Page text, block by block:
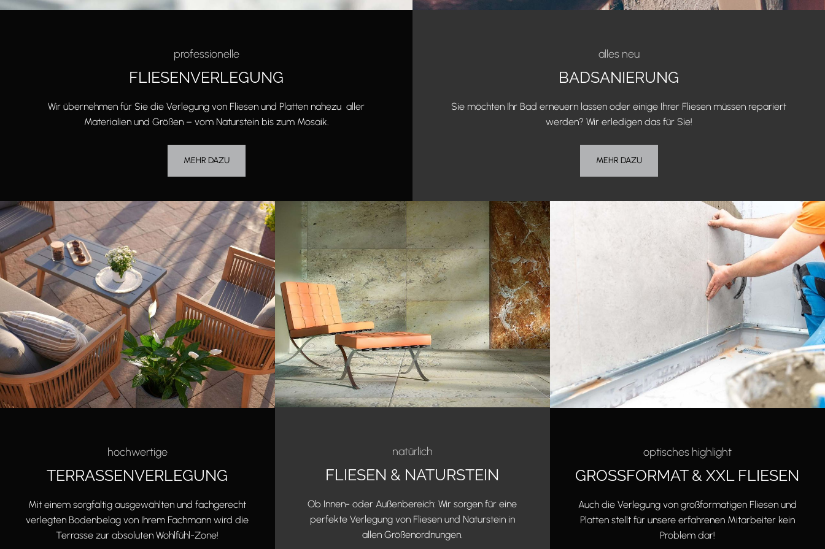
professionelle
FLIESENVERLEGUNG
Wir übernehmen für Sie die Verlegung von Fliesen und Platten nahezu aller
Materialien und Größen – vom Naturstein bis zum Mosaik.
MEHR DAZU
alles neu
BADSANIERUNG
Sie möchten Ihr Bad erneuern lassen oder einige Ihrer Fliesen müssen repariert
werden? Wir erledigen das für Sie!
MEHR DAZU
hochwertige
TERRASSENVERLEGUNG
Mit einem sorgfältig ausgewählten und fachgerecht
verlegten Bodenbelag von Ihrem Fachmann wird die
Terrasse zur absoluten Wohlfühl-Zone!
natürlich
FLIESEN & NATURSTEIN
Ob Innen- oder Außenbereich: Wir sorgen für eine
perfekte Verlegung von Fliesen und Naturstein in
allen Größenordnungen.
optisches highlight
GROSSFORMAT & XXL FLIESEN
Auch die Verlegung von großformatigen Fliesen und
Platten stellt für unsere erfahrenen Mitarbeiter kein
Problem dar!